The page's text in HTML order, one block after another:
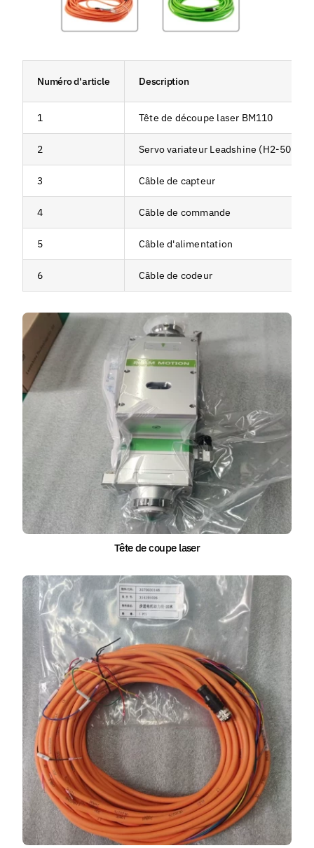
Numéro d'article Description
1 Tête de découpe laser BM110
2 Servo variateur Leadshine (H2-506)
3 Câble de capteur
4 Câble de commande
5 Câble d'alimentation
6 Câble de codeur
Tête de coupe laser